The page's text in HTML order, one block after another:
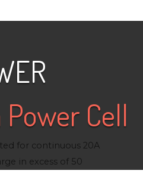
Cell
for continuous 20A
in excess of 50